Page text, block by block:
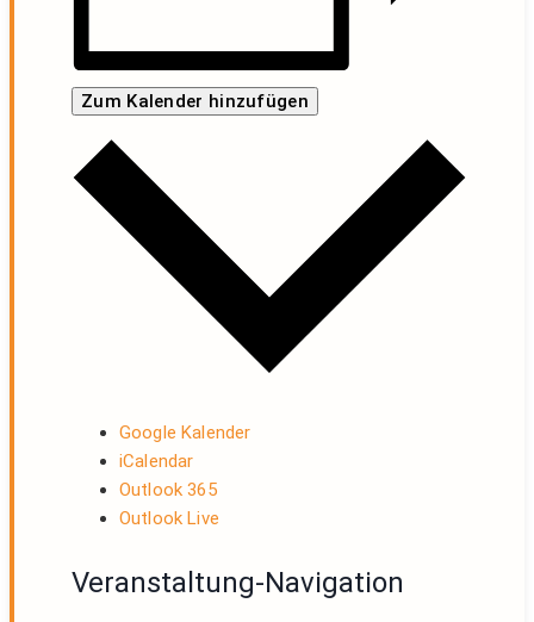
Zum Kalender hinzufügen
Google Kalender
iCalendar
Outlook 365
Outlook Live
Veranstaltung-Navigation